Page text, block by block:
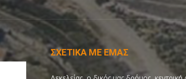
ΣΧΕΤΙΚΑ ΜΕ ΕΜΑΣ